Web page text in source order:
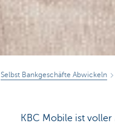
Selbst Bankgeschäfte Abwickeln
KBC Mobile ist